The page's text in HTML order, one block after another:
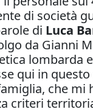
di società
di Luca
da Gianni
lombarda
qui in
che
criteri